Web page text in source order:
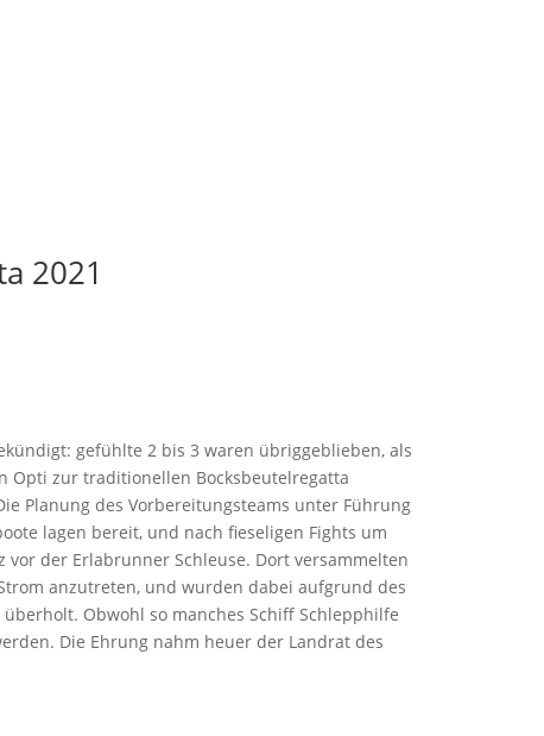
2021
gefühlte 2 bis 3 waren übriggeblieben, als
Opti zur traditionellen Bocksbeutelregatta
Planung des Vorbereitungsteams unter Führung
lagen bereit, und nach fieseligen Fights um
der Erlabrunner Schleuse. Dort versammelten
anzutreten, und wurden dabei aufgrund des
Obwohl so manches Schiff Schlepphilfe
Die Ehrung nahm heuer der Landrat des